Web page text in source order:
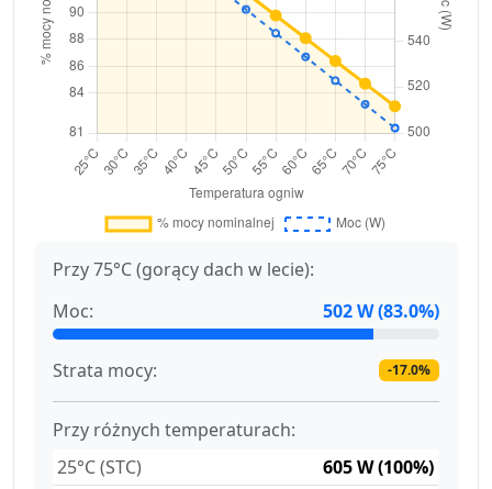
Przy 75°C (gorący dach w lecie):
Moc:
502 W (83.0%)
Strata mocy: -17.0%
Przy różnych temperaturach:
25°C (STC)
605 W (100%)